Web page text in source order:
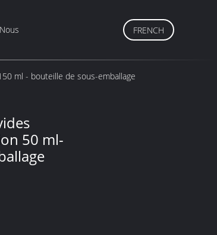
FRENCH
ml - bouteille de sous-emballage
50 ml-